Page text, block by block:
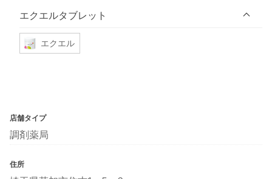
エクエルタブレット
エクエル
店舗タイプ
調剤薬局
住所